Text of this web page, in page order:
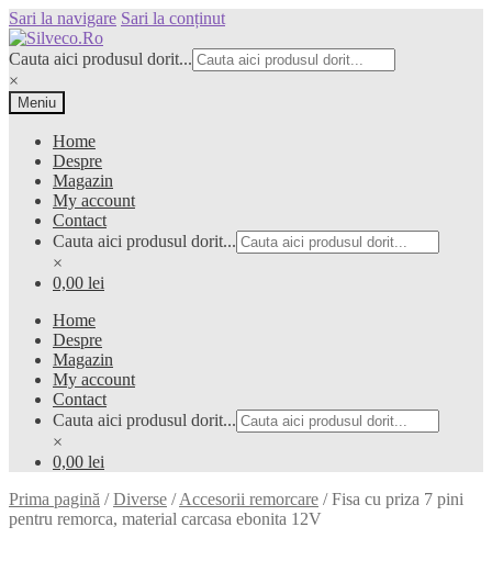
Sari la navigare Sari la conținut
Cauta aici produsul dorit...
×
Meniu
Home
Despre
Magazin
My account
Contact
Cauta aici produsul dorit...
×
0,00 lei
Home
Despre
Magazin
My account
Contact
Cauta aici produsul dorit...
×
0,00 lei
Prima pagină /Diverse /Accesorii remorcare /Fisa cu priza 7 pini
pentru remorca, material carcasa ebonita 12V